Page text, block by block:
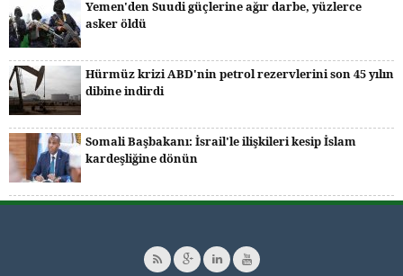
Yemen'den Suudi güçlerine ağır darbe, yüzlerce
asker öldü
Hürmüz krizi ABD'nin petrol rezervlerini son 45 yılın
dibine indirdi
Somali Başbakanı: İsrail'le ilişkileri kesip İslam
kardeşliğine dönün